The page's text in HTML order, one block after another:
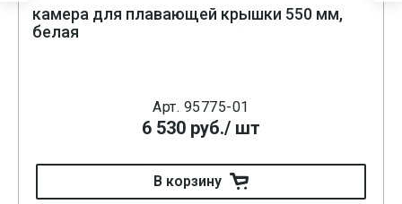
камера для плавающей крышки 550 мм,
белая
Арт. 95775-01
6 530 руб./ шт
В корзину